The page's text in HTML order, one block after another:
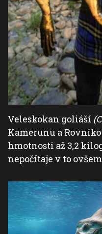
Veleskokan goliáší
Kamerunu a
hmotnosti až 3,2
nepočítaje v to